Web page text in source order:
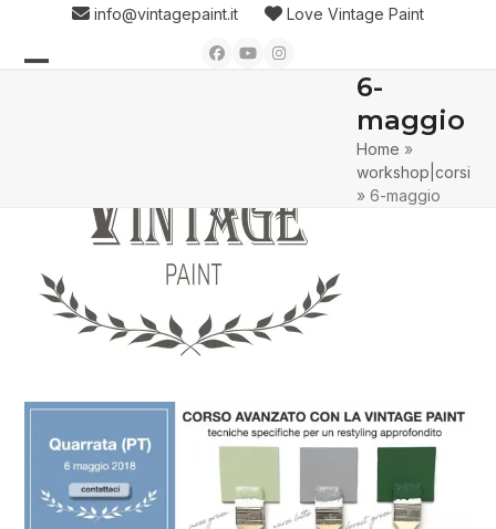
content
info@vintagepaint.it Love Vintage Paint
Facebook
YouTubeInstagram
6-
maggio
Home »
workshop|corsi
»6-maggio